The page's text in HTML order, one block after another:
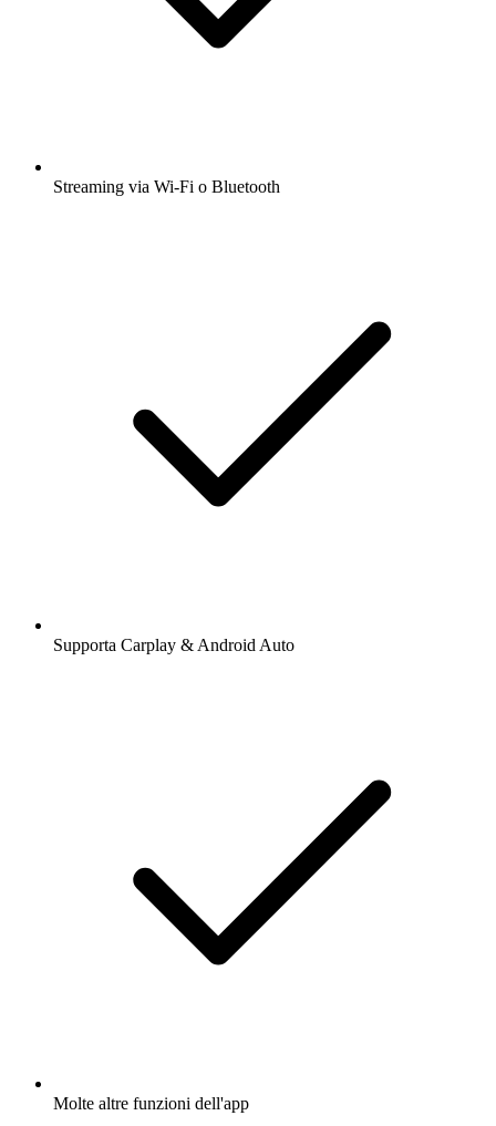
Streaming via Wi-Fi o Bluetooth
Supporta Carplay & Android Auto
Molte altre funzioni dell'app